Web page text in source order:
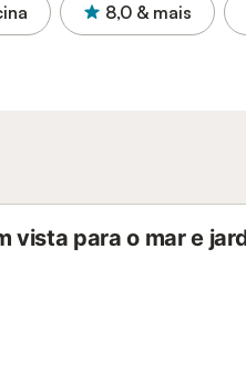
8,0 & mais
vista para o mar e